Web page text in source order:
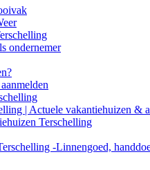
ondernemer
| Actuele vakantiehuizen &
Terschelling
-Linnengoed,